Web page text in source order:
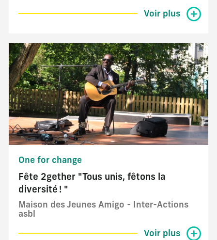
Voir plus
One for change
Fête 2gether "Tous unis, fêtons la
diversité ! "
Maison des Jeunes Amigo - Inter-Actions
asbl
Voir plus